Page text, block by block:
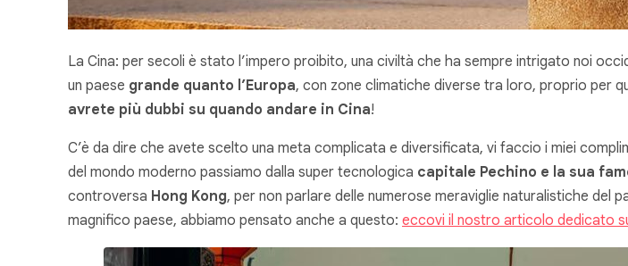
La Cina: per secoli è stato l’impero proibito, una civiltà che ha sempre intrigato noi
un paese grande quanto l’Europa, con zone climatiche diverse tra loro, proprio per
avrete più dubbi su quando andare in Cina!
C’è da dire che avete scelto una meta complicata e diversificata, vi faccio i miei
del mondo moderno passiamo dalla super tecnologica capitale Pechino e la sua
controversa Hong Kong, per non parlare delle numerose meraviglie naturalistiche del
magnifico paese, abbiamo pensato anche a questo: eccovi il nostro articolo dedicato